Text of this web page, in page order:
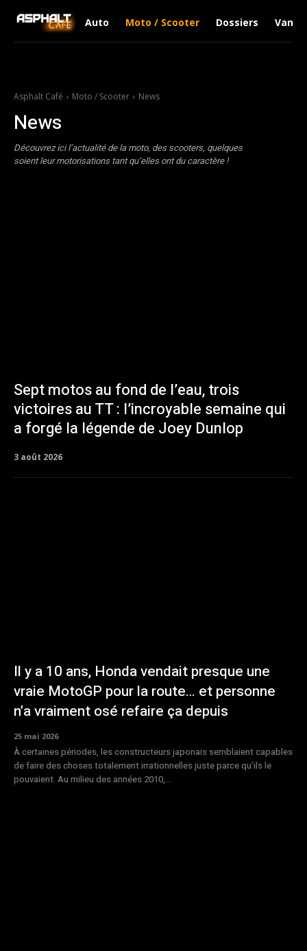
Auto Moto / Scooter Dossiers Van
Asphalt Café Moto / Scooter News
News
Découvrez ici l’actualité de la moto, des scooters, quelques
soient leur motorisations tant qu’elles ont du caractère !
Sept motos au fond de l’eau, trois
victoires au TT : l’incroyable semaine qui
a forgé la légende de Joey Dunlop
3 août 2026
Il y a 10 ans, Honda vendait presque une
vraie MotoGP pour la route… et personne
n’a vraiment osé refaire ça depuis
25 mai 2026
À certaines périodes, les constructeurs japonais semblaient capables
de faire des choses totalement irrationnelles juste parce qu’ils le
pouvaient. Au milieu des années 2010,...